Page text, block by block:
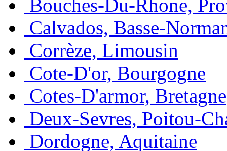
Bouches-Du-Rhone,
Calvados, Basse-
Corrèze, Limousin
Cote-D'or, Bourgogne
Cotes-D'armor, Bretagne
Deux-Sevres, Poitou-
Dordogne, Aquitaine